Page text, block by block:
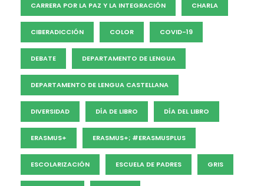
CARRERA POR LA PAZ Y LA INTEGRACIÓN CHARLA
CIBERADICCIÓN COLOR COVID-19
DEBATE DEPARTAMENTO DE LENGUA
DEPARTAMENTO DE LENGUA CASTELLANA
DIVERSIDAD DÍA DE LIBRO DÍA DEL LIBRO
ERASMUS+ ERASMUS+; #ERASMUSPLUS
ESCOLARIZACIÓN ESCUELA DE PADRES GRIS